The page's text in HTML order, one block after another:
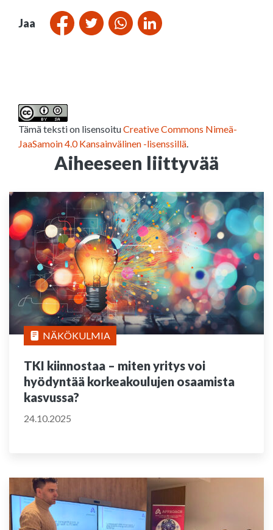
Jaa
Tämä teksti on lisensoituCreative Commons Nimeä-
JaaSamoin 4.0 Kansainvälinen -lisenssillä
Aiheeseen liittyvää
NÄKÖKULMIA
TKI kiinnostaa – miten yritys voi
hyödyntää korkeakoulujen osaamista
kasvussa?
24.10.2025